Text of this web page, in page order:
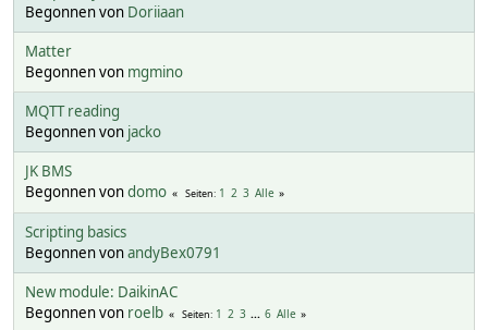
Begonnen von Doriiaan
Matter
Begonnen von mgmino
MQTT reading
Begonnen von jacko
JK BMS
Begonnen vondomo Seiten 1 2 3 Alle
Scripting basics
Begonnen vonandyBex0791
New module: DaikinAC
Begonnen von roelb Seiten 1 2 3 ... 6 Alle